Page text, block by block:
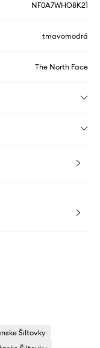
NF0A7WHO8K21
tmavomodrá
The North Face
Šiltovky